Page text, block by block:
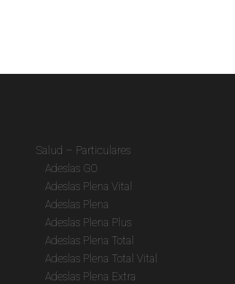
Salud – Particulares
Adeslas GO
Adeslas Plena Vital
Adeslas Plena
Adeslas Plena Plus
Adeslas Plena Total
Adeslas Plena Total Vital
Adeslas Plena Extra